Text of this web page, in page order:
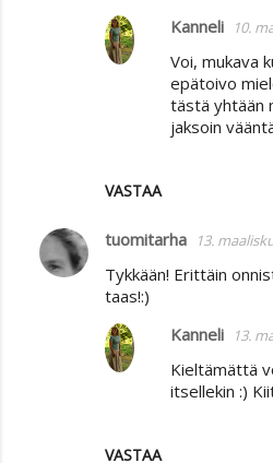
VASTAA
Kanneli 10.
Voi, mukava
epätoivo
tästä yhtään
jaksoin
tuomitarha 13.
Tykkään! Erittäin
taas!:)
VASTAA
Kanneli 13.
Kieltämättä
itsellekin :)